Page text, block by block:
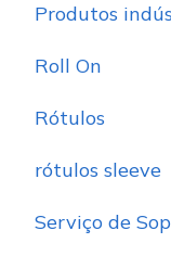
Produtos
Roll On
Rótulos
rótulos sleeve
Serviço de